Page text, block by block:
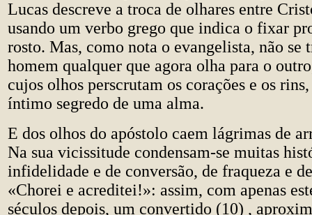
Lucas descreve a troca de olhares entre
usando um verbo grego que indica o fixar
rosto. Mas, como nota o evangelista, não se
homem qualquer que agora olha para o
cujos olhos perscrutam os corações e os
íntimo segredo de uma alma.
E dos olhos do apóstolo caem lágrimas de
Na sua vicissitude condensam-se muitas
infidelidade e de conversão, de fraqueza e
«Chorei e acreditei!»: assim, com apenas
séculos depois, um convertido (10) ,